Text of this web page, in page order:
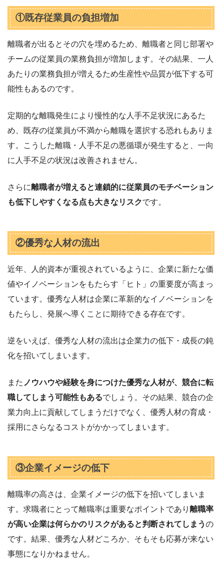
①既存従業員の負担増加
離職者が出るとその穴を埋めるため、離職者と同じ部署や
チームの従業員の業務負担が増加します。その結果、一人
あたりの業務負担が増えるため生産性や品質が低下する可
能性もあるのです。
定期的な離職発生により慢性的な人手不足状況にあるた
め、既存の従業員が不満から離職を選択する恐れもありま
す。こうした離職・人手不足の悪循環が発生すると、一向
に人手不足の状況は改善されません。
さらに離職者が増えると連鎖的に従業員のモチベーション
も低下しやすくなる点も大きなリスクです。
②優秀な人材の流出
近年、人的資本が重視されているように、企業に新たな価
値やイノベーションをもたらす「ヒト」の重要度が高まっ
ています。優秀な人材は企業に革新的なイノベーションを
もたらし、発展へ導くことに期待できる存在です。
逆をいえば、優秀な人材の流出は企業力の低下・成長の鈍
化を招いてしまいます。
また ノウハウや経験を身につけた優秀な人材が、競合に転
職してしまう可能性もあるでしょう。その結果、競合の企
業力向上に貢献してしまうだけでなく、優秀人材の育成・
採用にさらなるコストがかかってしまいます。
③企業イメージの低下
離職率の高さは、企業イメージの低下を招いてしまいま
す。求職者にとって離職率は重要なポイントであり 離職率
が高い企業は何らかのリスクがあると判断されてしまうの
です。結果、優秀な人材どころか、そもそも応募が来ない
事態になりかねません。